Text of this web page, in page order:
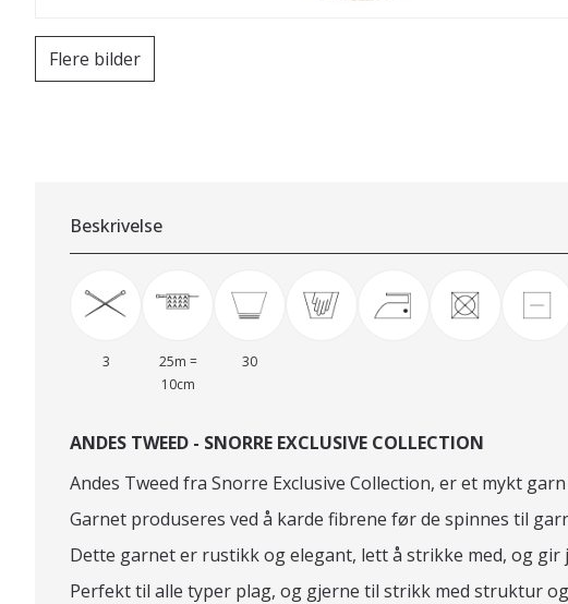
Flere bilder
Beskrivelse
3
25m =
10cm
30
ANDES TWEED - SNORRE EXCLUSIVE COLLECTION
Andes Tweed fra Snorre Exclusive Collection, er et mykt
Garnet produseres ved å karde fibrene før de spinnes til
Dette garnet er rustikk og elegant, lett å strikke med, og gir
Perfekt til alle typer plag, og gjerne til strikk med struktur